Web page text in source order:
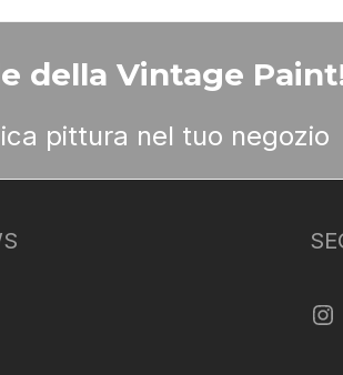
della Vintage
pittura nel tuo negozio